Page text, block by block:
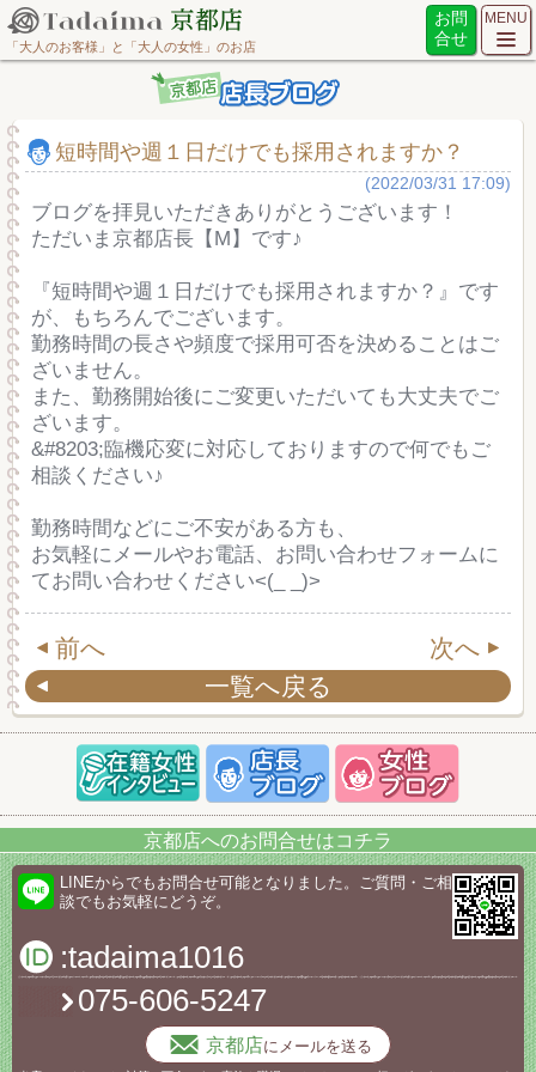
「大人のお客様」と「大人の女性」のお店
お問
合せ
MENU
短時間や週１日だけでも採用されますか？
(2022/03/31 17:09)
ブログを拝見いただきありがとうございます！
ただいま京都店長【M】です♪
『短時間や週１日だけでも採用されますか？』です
が、もちろんでございます。
勤務時間の長さや頻度で採用可否を決めることはご
ざいません。
また、勤務開始後にご変更いただいても大丈夫でご
ざいます。
&#8203;臨機応変に対応しておりますので何でもご
相談ください♪
勤務時間などにご不安がある方も、
お気軽にメールやお電話、お問い合わせフォームに
てお問い合わせください<(_ _)>
前へ
次へ
一覧へ戻る
京都店へのお問合せはコチラ
LINEからでもお問合せ可能となりました。ご質問・ご相
談でもお気軽にどうぞ。
:tadaima1016
075-606-5247
京都店にメールを送る